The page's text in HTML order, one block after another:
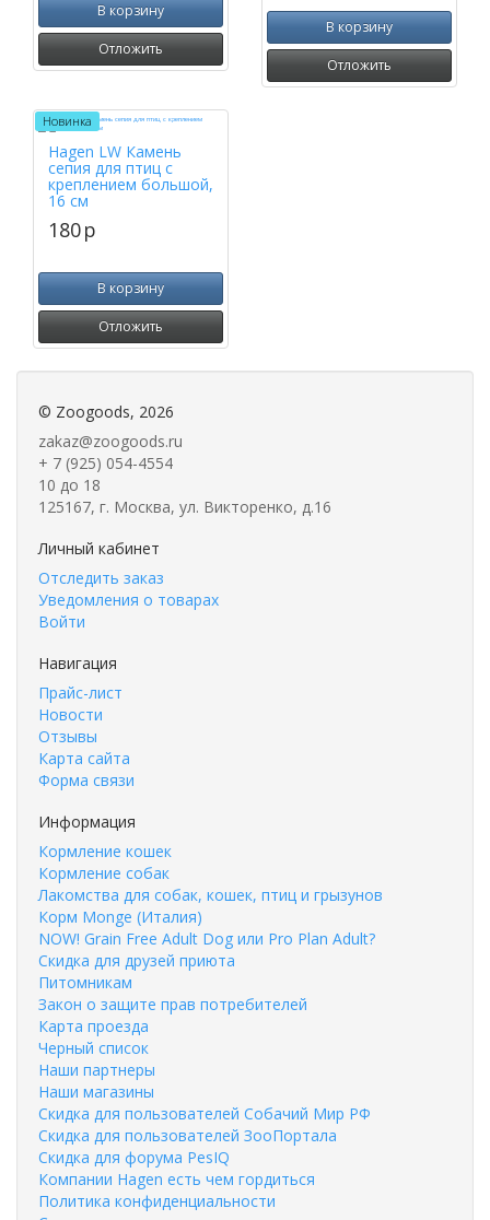
В корзину
Отложить
В корзину
Отложить
Новинка
Hagen LW Камень
сепия для птиц с
креплением большой,
16 см
180p
В корзину
Отложить
© Zoogoods, 2026
zakaz@zoogoods.ru
+ 7 (925) 054-4554
10 до 18
125167, г. Москва, ул. Викторенко, д.16
Личный кабинет
Отследить заказ
Уведомления о товарах
Войти
Навигация
Прайс-лист
Новости
Отзывы
Карта сайта
Форма связи
Информация
Кормление кошек
Кормление собак
Лакомства для собак, кошек, птиц и грызунов
Корм Monge (Италия)
NOW! Grain Free Adult Dog или Pro Plan Adult?
Скидка для друзей приюта
Питомникам
Закон о защите прав потребителей
Карта проезда
Черный список
Наши партнеры
Наши магазины
Скидка для пользователей Собачий Мир РФ
Скидка для пользователей ЗооПортала
Скидка для форума PesIQ
Компании Hagen есть чем гордиться
Политика конфиденциальности